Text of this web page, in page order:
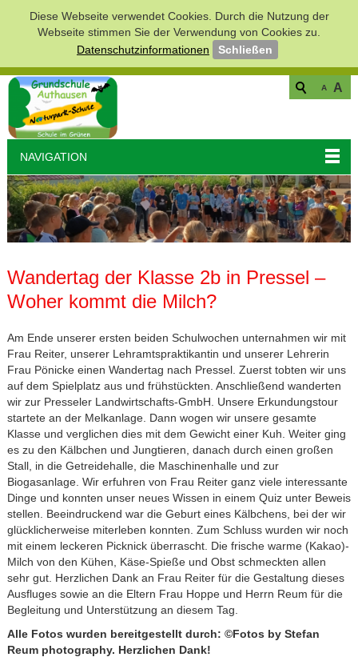
Diese Webseite verwendet Cookies. Durch die Nutzung der
Webseite stimmen Sie der Verwendung von Cookies zu.
Datenschutzinformationen
Schließen
A A
NAVIGATION
Wandertag der Klasse 2b in Pressel –
Woher kommt die Milch?
Am Ende unserer ersten beiden Schulwochen unternahmen wir mit
Frau Reiter, unserer Lehramtspraktikantin und unserer Lehrerin
Frau Pönicke einen Wandertag nach Pressel. Zuerst tobten wir uns
auf dem Spielplatz aus und frühstückten. Anschließend wanderten
wir zur Presseler Landwirtschafts-GmbH. Unsere Erkundungstour
startete an der Melkanlage. Dann wogen wir unsere gesamte
Klasse und verglichen dies mit dem Gewicht einer Kuh. Weiter ging
es zu den Kälbchen und Jungtieren, danach durch einen großen
Stall, in die Getreidehalle, die Maschinenhalle und zur
Biogasanlage. Wir erfuhren von Frau Reiter ganz viele interessante
Dinge und konnten unser neues Wissen in einem Quiz unter Beweis
stellen. Beeindruckend war die Geburt eines Kälbchens, bei der wir
glücklicherweise miterleben konnten. Zum Schluss wurden wir noch
mit einem leckeren Picknick überrascht. Die frische warme (Kakao)-
Milch von den Kühen, Käse-Spieße und Obst schmeckten allen
sehr gut. Herzlichen Dank an Frau Reiter für die Gestaltung dieses
Ausfluges sowie an die Eltern Frau Hoppe und Herrn Reum für die
Begleitung und Unterstützung an diesem Tag.
Alle Fotos wurden bereitgestellt durch: ©Fotos by Stefan
Reum photography. Herzlichen Dank!